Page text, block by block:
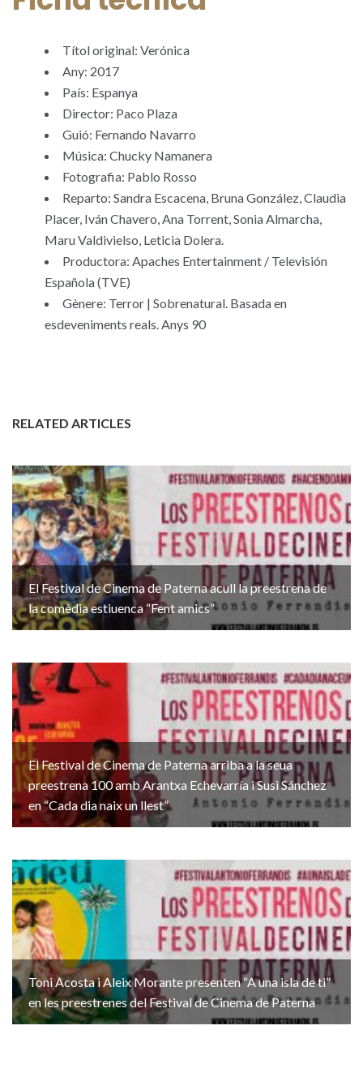
Títol original: Verónica
Any: 2017
País: Espanya
Director: Paco Plaza
Guió: Fernando Navarro
Música: Chucky Namanera
Fotografia: Pablo Rosso
Reparto: Sandra Escacena, Bruna González, Claudia
Placer, Iván Chavero, Ana Torrent, Sonia Almarcha,
Maru Valdivielso, Leticia Dolera.
Productora: Apaches Entertainment / Televisión
Española (TVE)
Gènere: Terror | Sobrenatural. Basada en
esdeveniments reals. Anys 90
RELATED ARTICLES
El Festival de Cinema de Paterna acull la preestrena de
la comèdia estiuenca “Fent amics”
El Festival de Cinema de Paterna arriba a la seua
preestrena 100 amb Arantxa Echevarría i Susi Sánchez
en “Cada dia naix un llest”
Toni Acosta i Aleix Morante presenten “A una isla de ti”
en les preestrenes del Festival de Cinema de Paterna